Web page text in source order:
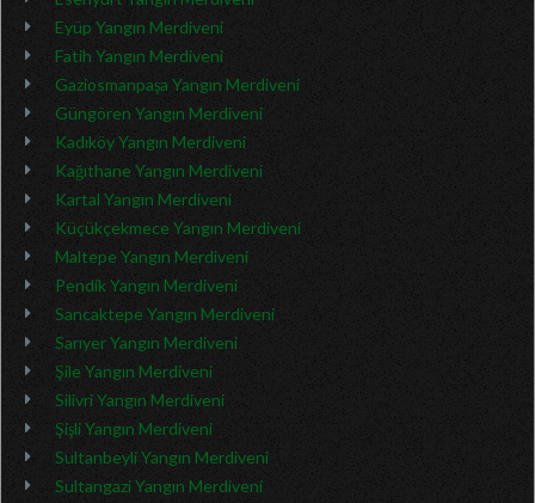
Eyüp Yangın Merdiveni
Fatih Yangın Merdiveni
Gaziosmanpaşa Yangın Merdiveni
Güngören Yangın Merdiveni
Kadıköy Yangın Merdiveni
Kağıthane Yangın Merdiveni
Kartal Yangın Merdiveni
Küçükçekmece Yangın Merdiveni
Maltepe Yangın Merdiveni
Pendik Yangın Merdiveni
Sancaktepe Yangın Merdiveni
Sarıyer Yangın Merdiveni
Şile Yangın Merdiveni
Silivri Yangın Merdiveni
Şişli Yangın Merdiveni
Sultanbeyli Yangın Merdiveni
Sultangazi Yangın Merdiveni